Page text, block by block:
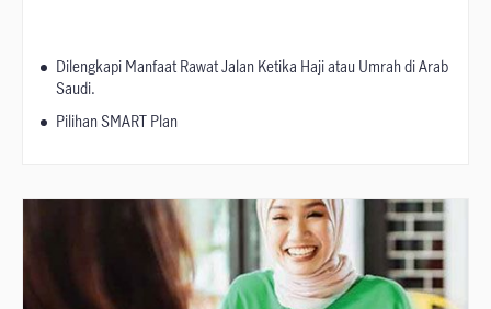
Dilengkapi Manfaat Rawat Jalan Ketika Haji atau Umrah di Arab
Saudi.
Pilihan SMART Plan